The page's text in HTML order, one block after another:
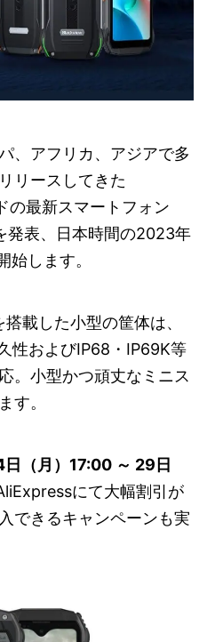
、アフリカ、アジアで多
リースしてきた
の最新スマートフォン
発表、日本時間の2023年
します。
載した小型の筐体は、
性およびIP68・IP69K等
。小型かつ頑丈なミニス
す。
（月）17:00 ～ 29日
にて大幅割引が
できるキャンペーンも実